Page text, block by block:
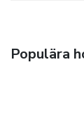
Populära